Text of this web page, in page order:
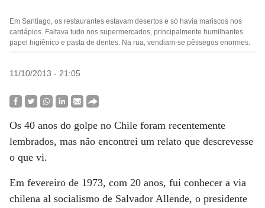
Em Santiago, os restaurantes estavam desertos e só havia mariscos nos
cardápios. Faltava tudo nos supermercados, principalmente humilhantes
papel higiênico e pasta de dentes. Na rua, vendiam-se pêssegos enormes.
11/10/2013 - 21:05
Os 40 anos do golpe no Chile foram recentemente
lembrados, mas não encontrei um relato que descrevesse
o que vi.
Em fevereiro de 1973, com 20 anos, fui conhecer a via
chilena al socialismo de Salvador Allende, o presidente